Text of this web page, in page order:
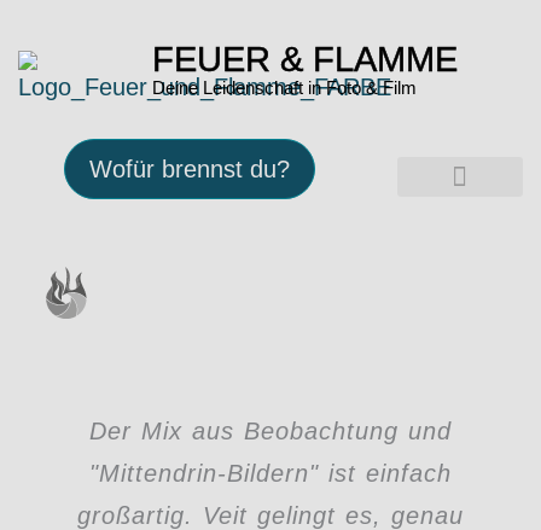
Inhalt
springen
FEUER & FLAMME
Deine Leidenschaft in Foto & Film
Wofür brennst du?
Der Mix aus Beobachtung und
"Mittendrin-Bildern" ist einfach
großartig. Veit gelingt es, genau